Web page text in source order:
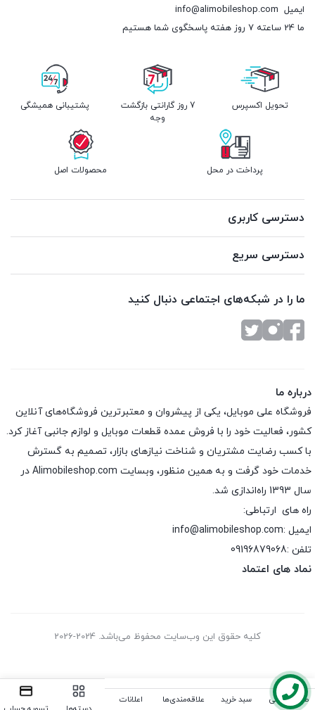
ایمیل info@alimobileshop.com
ما 24 ساعته 7 روز هفته پاسخگوی شما هستیم
تحویل اکسپرس
7 روز گارانتی بازگشت
وجه
پشتیبانی همیشگی
پرداخت در محل محصولات اصل
دسترسی کاربری
دسترسی سریع
ما را در شبکه‌های اجتماعی دنبال کنید
درباره ما
فروشگاه علی موبایل، یکی از پیشروان و معتبرترین فروشگاه‌های آنلاین
کشور، فعالیت خود را با فروش عمده قطعات موبایل و لوازم جانبی آغاز کرد.
با کسب رضایت مشتریان و شناخت نیازهای بازار، تصمیم به گسترش
خدمات خود گرفت و به همین منظور، وبسایت Alimobileshop.com در
سال 1393 راه‌اندازی شد.
راه های ارتباطی:
ایمیل :info@alimobileshop.com
تلفن :09196879068
نماد های اعتماد
کلیه حقوق این وب‌سایت محفوظ می‌باشد. 2024-2026
صفحه اصلی سبد خرید علاقه‌مندی‌ها
اعلانات